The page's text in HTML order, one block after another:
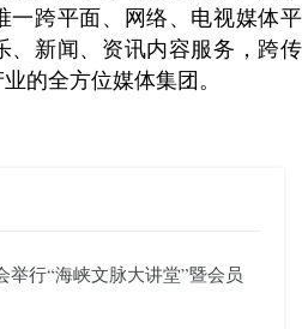
一跨平面、网络、电视媒体平
、新闻、资讯内容服务，跨传
的全方位媒体集团。
举行“海峡文脉大讲堂”暨会员